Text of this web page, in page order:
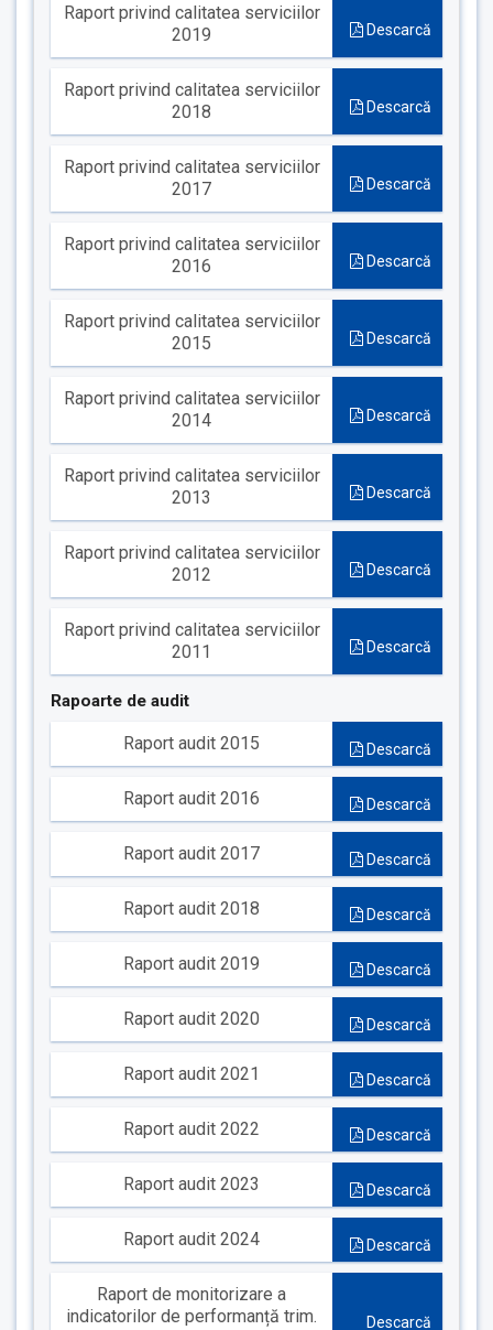
Raport privind calitatea serviciilor
2019
Descarcă
Raport privind calitatea serviciilor
2018
Descarcă
Raport privind calitatea serviciilor
2017
Descarcă
Raport privind calitatea serviciilor
2016
Descarcă
Raport privind calitatea serviciilor
2015
Descarcă
Raport privind calitatea serviciilor
2014
Descarcă
Raport privind calitatea serviciilor
2013
Descarcă
Raport privind calitatea serviciilor
2012
Descarcă
Raport privind calitatea serviciilor
2011
Descarcă
Rapoarte de audit
Raport audit 2015 Descarcă
Raport audit 2016 Descarcă
Raport audit 2017 Descarcă
Raport audit 2018 Descarcă
Raport audit 2019 Descarcă
Raport audit 2020 Descarcă
Raport audit 2021 Descarcă
Raport audit 2022 Descarcă
Raport audit 2023 Descarcă
Raport audit 2024 Descarcă
Raport de monitorizare a
indicatorilor de performanță trim.
Descarcă